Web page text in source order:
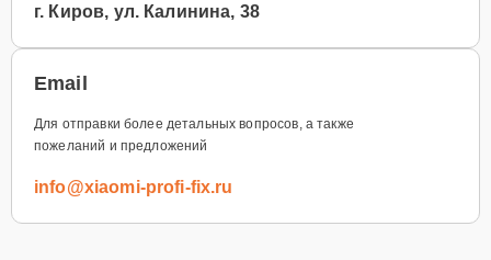
г. Киров, ул. Калинина, 38
Email
Для отправки более детальных вопросов, а также
пожеланий и предложений
info@xiaomi-profi-fix.ru